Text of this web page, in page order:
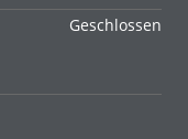
Geschlossen